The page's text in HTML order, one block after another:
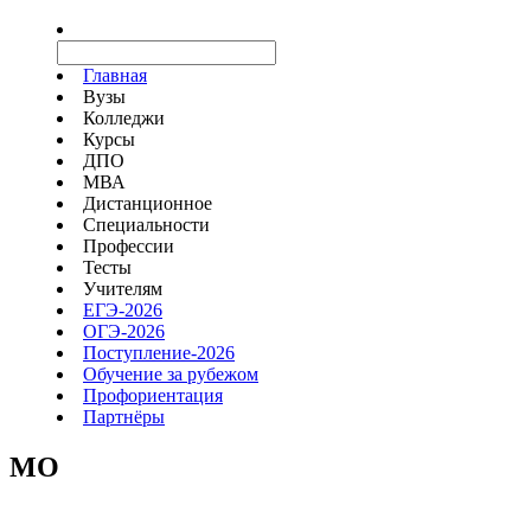
Главная
Вузы
Колледжи
Курсы
ДПО
МВА
Дистанционное
Специальности
Профессии
Тесты
Учителям
ЕГЭ-2026
ОГЭ-2026
Поступление-2026
Обучение за рубежом
Профориентация
Партнёры
MO